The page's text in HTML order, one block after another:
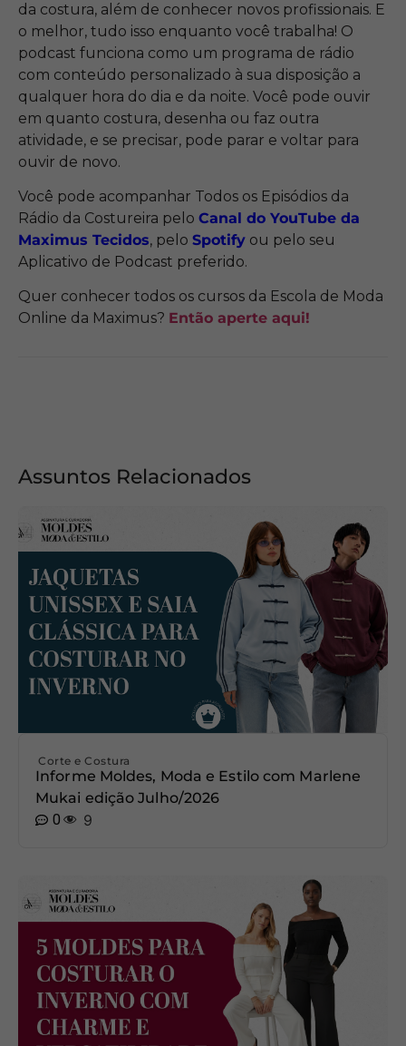
da costura, além de conhecer novos profissionais. E
o melhor, tudo isso enquanto você trabalha! O
podcast funciona como um programa de rádio
com conteúdo personalizado à sua disposição a
qualquer hora do dia e da noite. Você pode ouvir
em quanto costura, desenha ou faz outra
atividade, e se precisar, pode parar e voltar para
ouvir de novo.
Você pode acompanhar Todos os Episódios da
Rádio da Costureira pelo Canal do YouTube da
Maximus Tecidos, pelo Spotify ou pelo seu
Aplicativo de Podcast preferido.
Quer conhecer todos os cursos da Escola de Moda
Online da Maximus? Então aperte aqui!
Assuntos Relacionados
Corte e Costura
Informe Moldes, Moda e Estilo com Marlene
Mukai edição Julho/2026
0
9